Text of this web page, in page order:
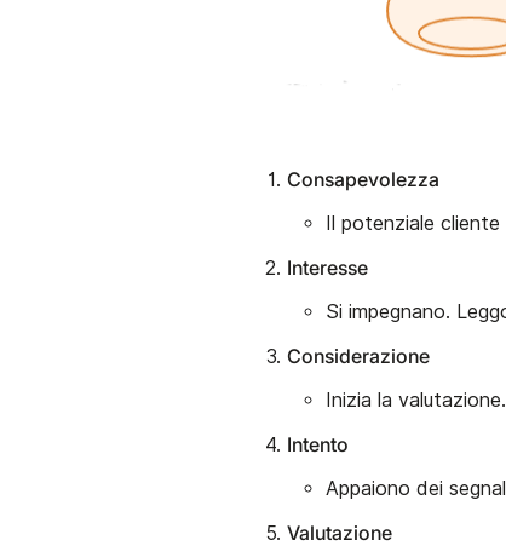
Consapevolezza
Il potenziale cliente
Interesse
Si impegnano.
Considerazione
Inizia la
Intento
Appaiono dei
Valutazione